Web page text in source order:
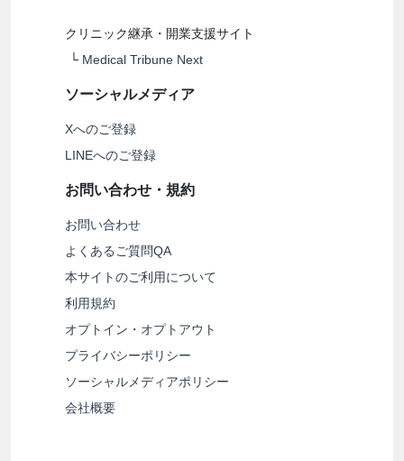
クリニック継承・開業支援サイト
└ Medical Tribune Next
ソーシャルメディア
Xへのご登録
LINEへのご登録
お問い合わせ・規約
お問い合わせ
よくあるご質問QA
本サイトのご利用について
利用規約
オプトイン・オプトアウト
プライバシーポリシー
ソーシャルメディアポリシー
会社概要